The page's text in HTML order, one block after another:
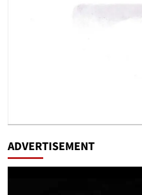
ADVERTISEMENT